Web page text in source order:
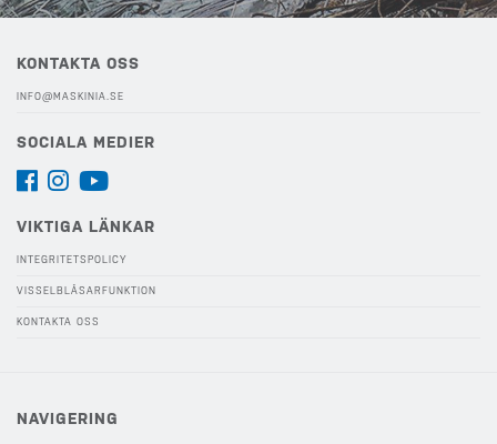
KONTAKTA OSS
INFO@MASKINIA.SE
SOCIALA MEDIER
VIKTIGA LÄNKAR
INTEGRITETSPOLICY
VISSELBLÅSARFUNKTION
KONTAKTA OSS
NAVIGERING